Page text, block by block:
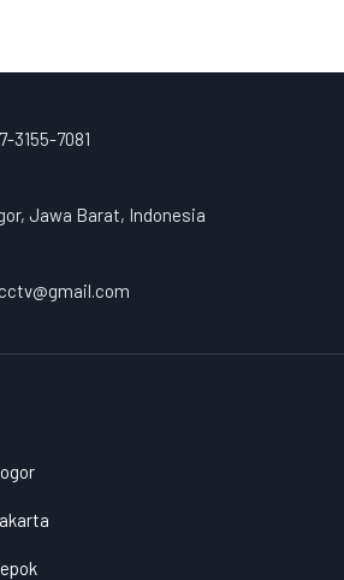
3155-7081
Jawa Barat, Indonesia